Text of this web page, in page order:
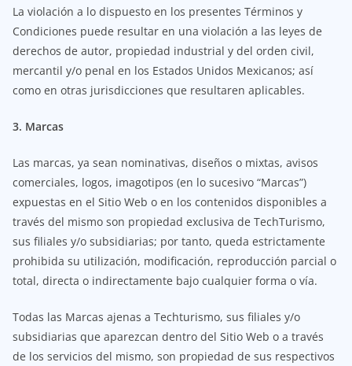
La violación a lo dispuesto en los presentes Términos y
Condiciones puede resultar en una violación a las leyes de
derechos de autor, propiedad industrial y del orden civil,
mercantil y/o penal en los Estados Unidos Mexicanos; así
como en otras jurisdicciones que resultaren aplicables.
3. Marcas
Las marcas, ya sean nominativas, diseños o mixtas, avisos
comerciales, logos, imagotipos (en lo sucesivo “Marcas”)
expuestas en el Sitio Web o en los contenidos disponibles a
través del mismo son propiedad exclusiva de TechTurismo,
sus filiales y/o subsidiarias; por tanto, queda estrictamente
prohibida su utilización, modificación, reproducción parcial o
total, directa o indirectamente bajo cualquier forma o vía.
Todas las Marcas ajenas a Techturismo, sus filiales y/o
subsidiarias que aparezcan dentro del Sitio Web o a través
de los servicios del mismo, son propiedad de sus respectivos